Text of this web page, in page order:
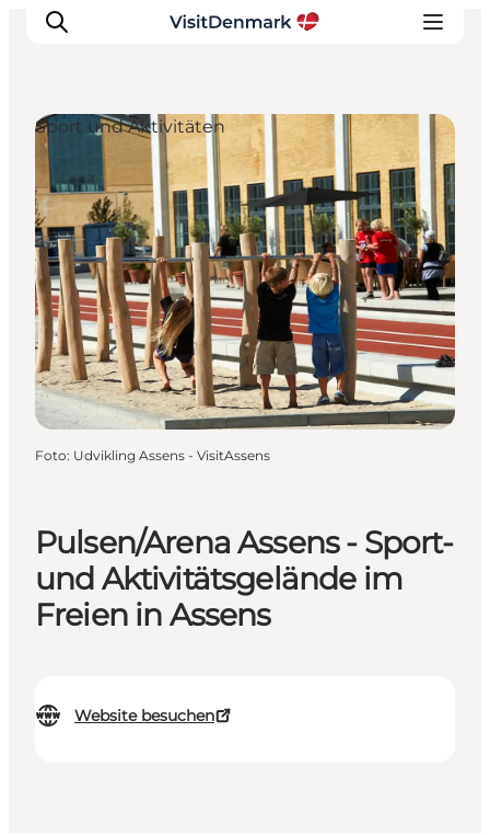
Inspiration
Regionen
Erlebnisse
Unterkünfte
Reiseplanung
Pulsen/Arena Assens - Sport-
und Aktivitätsgelände im
Freien in Assens
Website besuchen
Sport und Aktivitäten
Foto: Udvikling Assens - VisitAssens